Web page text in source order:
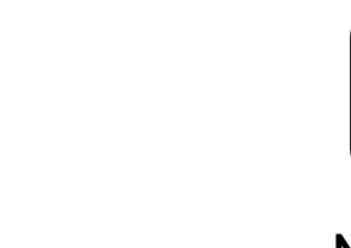
Как Снять Офис:
Оформлению